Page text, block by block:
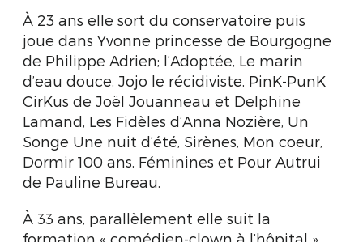
À 23 ans elle sort du conservatoire puis
joue dans Yvonne princesse de Bourgogne
de Philippe Adrien; l’Adoptée, Le marin
d’eau douce, Jojo le récidiviste, PinK-PunK
CirKus de Joël Jouanneau et Delphine
Lamand, Les Fidèles d’Anna Nozière, Un
Songe Une nuit d’été, Sirènes, Mon coeur,
Dormir 100 ans, Féminines et Pour Autrui
de Pauline Bureau.
À 33 ans, parallèlement elle suit la
formation « comédien-clown à l’hôpital »